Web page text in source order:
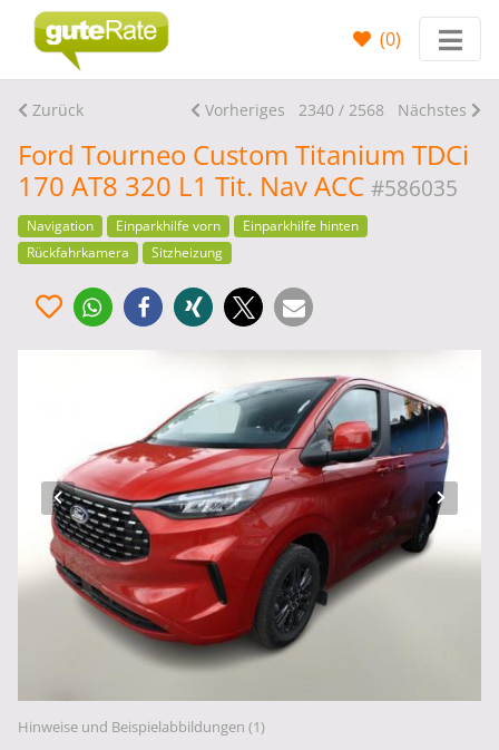
(0)
Zurück Vorheriges 2340 / 2568 Nächstes
Ford Tourneo Custom Titanium TDCi
170 AT8 320 L1 Tit. Nav ACC #586035
Navigation Einparkhilfe vorn
Einparkhilfe hinten
Rückfahrkamera
Sitzheizung
Hinweise und Beispielabbildungen (1)